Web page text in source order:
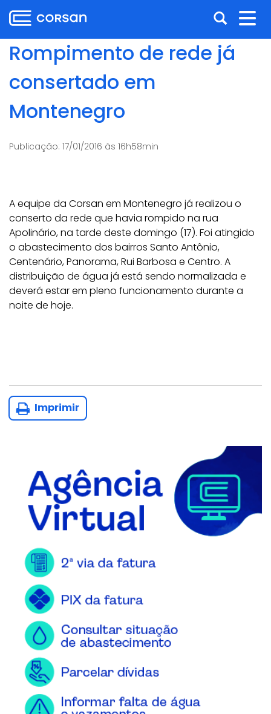
para
o
conteúdo
para
menu
para
o
conteúdo
Abrir
a
busca
Rompimento de rede já
consertado em
Montenegro
Publicação: 17/01/2016 às 16h58min
A equipe da Corsan em Montenegro já realizou o
conserto da rede que havia rompido na rua
Apolinário, na tarde deste domingo (17). Foi atingido
o abastecimento dos bairros Santo Antônio,
Centenário, Panorama, Rui Barbosa e Centro. A
distribuição de água já está sendo normalizada e
deverá estar em pleno funcionamento durante a
noite de hoje.
Imprimir